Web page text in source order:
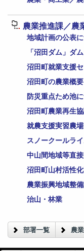
農業推進課／農
地域計画の公表
「沼田ダム」ダ
沼田町就業支援
沼田町の農業概要
防災重点ため池
沼田町農業再生
就農支援実習農
スノークールラ
中山間地域等直
沼田町山村活性
農業振興地域整
治山・林業
部署一覧 農